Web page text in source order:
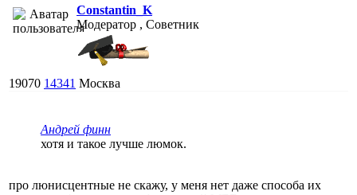
Constantin_K
Модератор , Советник
19070 14341 Москва
Андрей финн
хотя и такое лучше люмок.
про люнисцентные не скажу, у меня нет даже способа их